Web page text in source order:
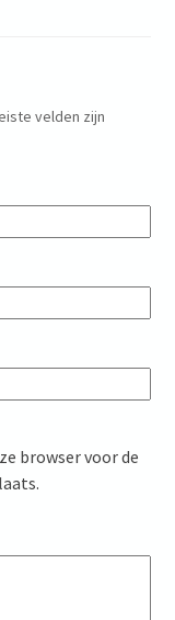
velden zijn
browser voor de